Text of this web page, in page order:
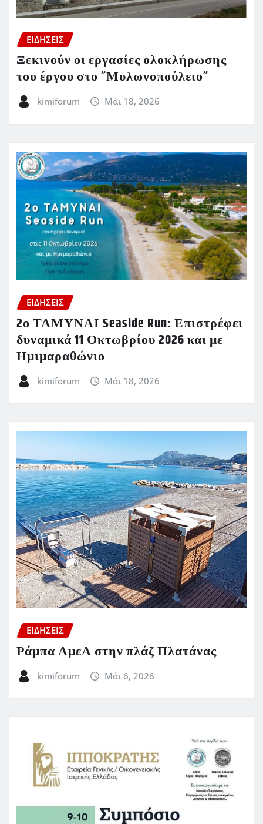
ΕΙΔΗΣΕΙΣ
Ξεκινούν οι εργασίες ολοκλήρωσης
του έργου στο ”Μυλωνοπούλειο”
kimiforum Μάι 18, 2026
ΕΙΔΗΣΕΙΣ
2ο ΤΑΜΥΝΑΙ Seaside Run: Επιστρέφει
δυναμικά 11 Οκτωβρίου 2026 και με
Ημιμαραθώνιο
kimiforum Μάι 18, 2026
ΕΙΔΗΣΕΙΣ
Ράμπα ΑμεΑ στην πλάζ Πλατάνας
kimiforum Μάι 6, 2026